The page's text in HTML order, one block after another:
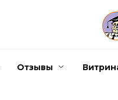
Отзывы